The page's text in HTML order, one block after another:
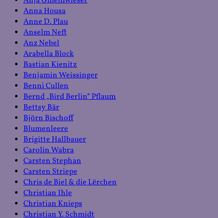
Anna Housa
Anne D. Plau
Anselm Neft
Anz Nebel
Arabella Block
Bastian Kienitz
Benjamin Weissinger
Benni Cullen
Bernd „Bird Berlin“ Pflaum
Bettsy Bär
Björn Bischoff
Blumenleere
Brigitte Hallbauer
Carolin Wabra
Carsten Stephan
Carsten Striepe
Chris de Biel & die Lërchen
Christian Ihle
Christian Knieps
Christian Y. Schmidt